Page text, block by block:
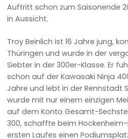
Auftritt schon zum Saisonende
in Aussicht.
Troy Beinlich ist 16 Jahre jung,
Thüringen und wurde in der
Siebter in der 300er-Klasse. Er
schon auf der Kawasaki Ninja
Jahre und lebt in der Rennstadt
wurde mit nur einem einzigen
auf dem Konto Gesamt-
300, schaffte beim
ersten Laufes einen